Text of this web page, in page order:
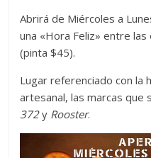
Abrirá de Miércoles a
una «Hora Feliz» entre
(pinta $45).
Lugar referenciado con la
artesanal, las marcas que
372y Rooster.